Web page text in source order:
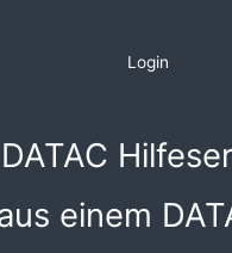
Login
einem